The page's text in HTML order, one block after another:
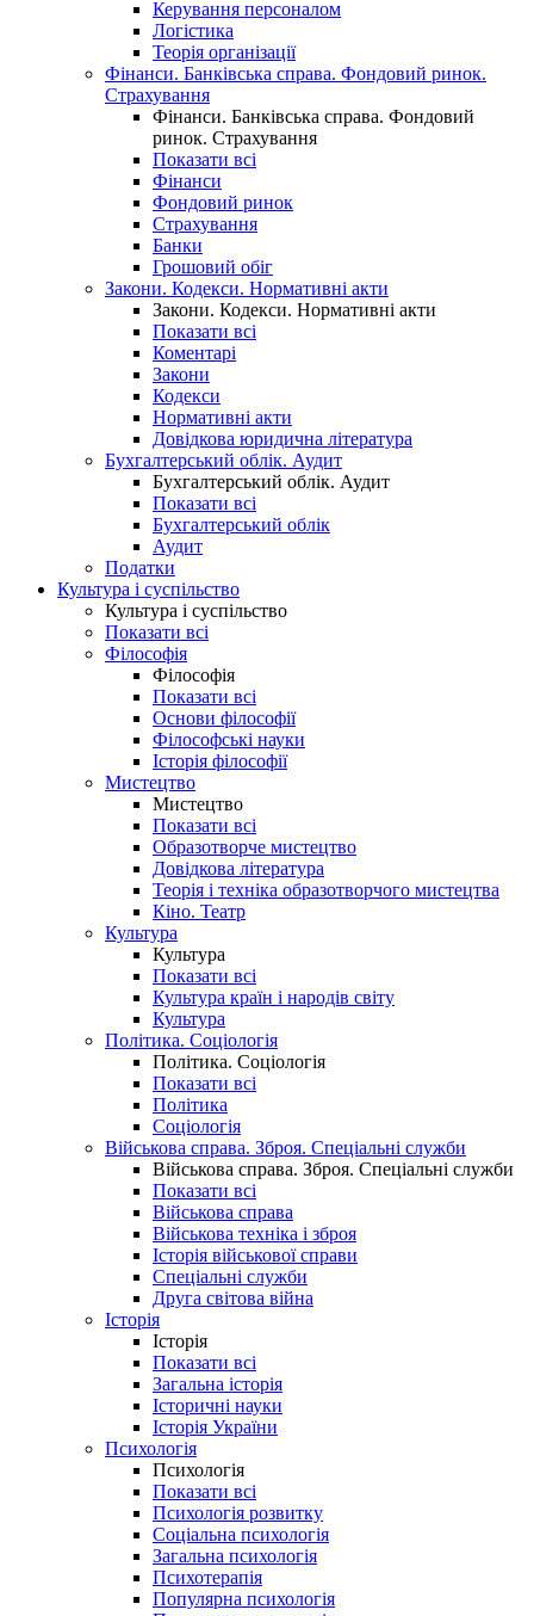
Керування персоналом
Логістика
Теорія організації
Фінанси. Банківська справа. Фондовий ринок.
Страхування
Фінанси. Банківська справа. Фондовий
ринок. Страхування
Показати всі
Фінанси
Фондовий ринок
Страхування
Банки
Грошовий обіг
Закони. Кодекси. Нормативні акти
Закони. Кодекси. Нормативні акти
Показати всі
Коментарі
Закони
Кодекси
Нормативні акти
Довідкова юридична література
Бухгалтерський облік. Аудит
Бухгалтерський облік. Аудит
Показати всі
Бухгалтерський облік
Аудит
Податки
Культура і суспільство
Культура і суспільство
Показати всі
Філософія
Філософія
Показати всі
Основи філософії
Філософські науки
Історія філософії
Мистецтво
Мистецтво
Показати всі
Образотворче мистецтво
Довідкова література
Теорія і техніка образотворчого мистецтва
Кіно. Театр
Культура
Культура
Показати всі
Культура країн і народів світу
Культура
Політика. Соціологія
Політика. Соціологія
Показати всі
Політика
Соціологія
Військова справа. Зброя. Спеціальні служби
Військова справа. Зброя. Спеціальні служби
Показати всі
Військова справа
Військова техніка і зброя
Історія військової справи
Спеціальні служби
Друга світова війна
Історія
Історія
Показати всі
Загальна історія
Історичні науки
Історія України
Психологія
Психологія
Показати всі
Психологія розвитку
Соціальна психологія
Загальна психологія
Психотерапія
Популярна психологія